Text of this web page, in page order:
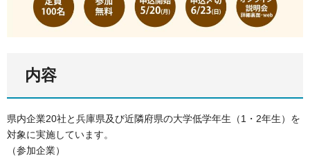
内容
県内企業20社と兵庫県及び近隣府県の大学低学年生（1・2年生）を
対象に実施しています。
（参加企業）